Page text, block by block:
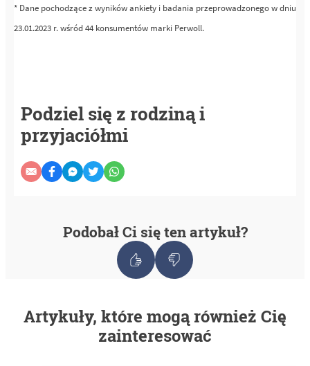
* Dane pochodzące z wyników ankiety i badania przeprowadzonego w dniu
23.01.2023 r. wśród 44 konsumentów marki Perwoll.
Podziel się z rodziną i
przyjaciółmi
Podobał Ci się ten artykuł?
Artykuły, które mogą również Cię
zainteresować